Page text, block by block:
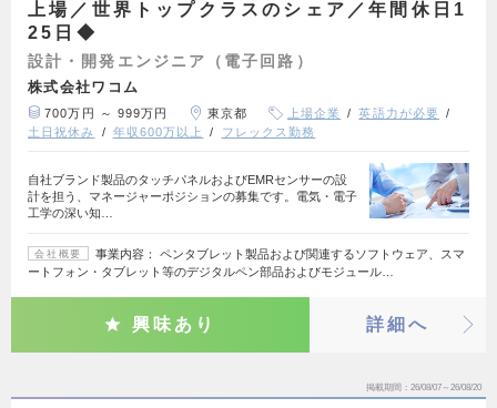
上場／世界トップクラスのシェア／年間休日1
25日◆
設計・開発エンジニア（電子回路）
株式会社ワコム
700万円 ～ 999万円 東京都 上場企業
英語力が必要
土日祝休み
年収600万以上 フレックス勤務
自社ブランド製品のタッチパネルおよびEMRセンサーの設
計を担う、マネージャーポジションの募集です。電気・電子
工学の深い知…
会社概要
事業内容： ペンタブレット製品および関連するソフトウェア、スマ
ートフォン・タブレット等のデジタルペン部品およびモジュール…
興味あり 詳細へ
掲載期間 26/08/07～26/08/20